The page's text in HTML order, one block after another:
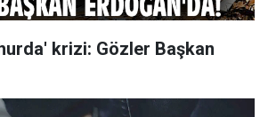
krizi: Gözler Başkan